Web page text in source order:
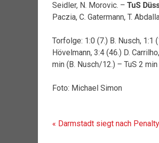
Seidler, N. Morovic. – TuS
Paczia, C. Gatermann, T.
Torfolge: 1:0 (7.) B. Nusch, 1:1
Hövelmann, 3:4 (46.) D.
min (B. Nusch/12.) – TuS 2
Foto: Michael Simon
« Darmstadt siegt nach